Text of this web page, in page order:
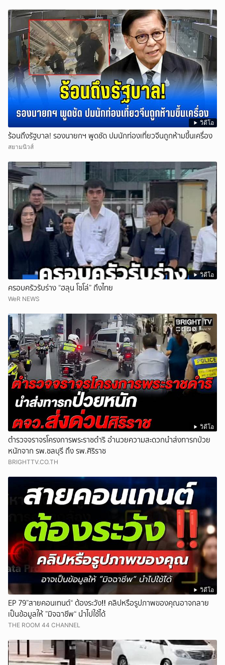
วิดีโอ
ร้อนถึงรัฐบาล! รองนายกฯ พูดชัด ปมนักท่องเที่ยวจีนถูกห้ามขึ้นเครื่อง
สยามนิวส์
วิดีโอ
ครอบครัวรับร่าง “ฮลุน โซโล่” ถึงไทย
WeR NEWS
วิดีโอ
ตำรวจจราจรโครงการพระราชดำริ อำนวยความสะดวกนำส่งทารกป่วย
หนักจาก รพ.ชลบุรี ถึง รพ.ศิริราช
BRIGHTTV.CO.TH
วิดีโอ
EP 79”สายคอนเทนต์“ ต้องระวัง‼️ คลิปหรือรูปภาพของคุณอาจกลาย
เป็นข้อมูลให้ ”มิจฉาชีพ“ นำไปใช้ได้
THE ROOM 44 CHANNEL